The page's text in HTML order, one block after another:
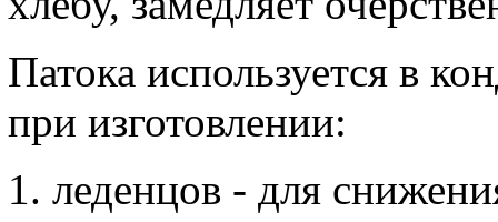
Патока используется в
при изготовлении:
леденцов - для